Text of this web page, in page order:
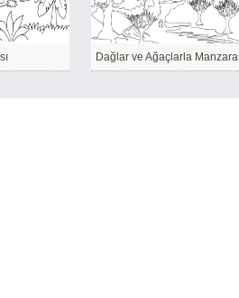
Dağlar ve Ağaçlarla Manzara